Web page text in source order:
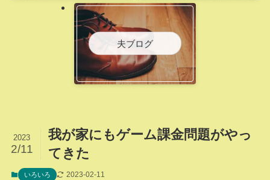
夫ブログ
我が家にもゲーム課金問題がやっ
てきた
2023
2/11
いろいろ 2023-02-11